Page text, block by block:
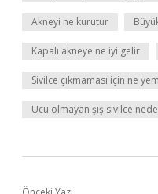
Akneyi ne kurutur
Kapalı akneye ne iyi gelir
Sivilce çıkmaması için ne
Ucu olmayan şiş sivilce